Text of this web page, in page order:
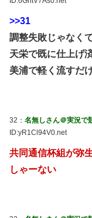
>>31
調整失敗じゃなく
天栄で既に仕上げ
美浦で軽く流すだ
32： 名無しさん＠実況で
ID:yR1Cl94V0.net
共同通信杯組が弥
しゃーない